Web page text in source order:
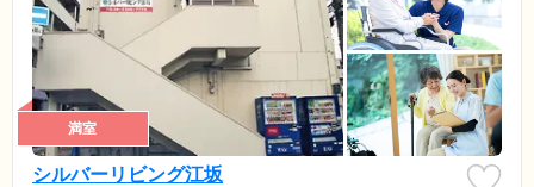
満室
シルバーリビング江坂